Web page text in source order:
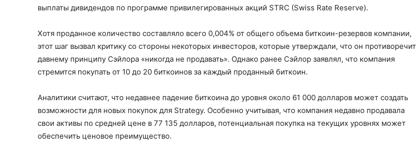
выплаты дивидендов по программе привилегированных акций STRC (Swiss Rate Reserve).
Хотя проданное количество составляло всего 0,004% от общего объема биткоин-резервов компании,
этот шаг вызвал критику со стороны некоторых инвесторов, которые утверждали, что он противоречит
давнему принципу Сэйлора «никогда не продавать». Однако ранее Сэйлор заявлял, что компания
стремится покупать от 10 до 20 биткоинов за каждый проданный биткоин.
Аналитики считают, что недавнее падение биткоина до уровня около 61 000 долларов может создать
возможности для новых покупок для Strategy. Особенно учитывая, что компания недавно продавала
свои активы по средней цене в 77 135 долларов, потенциальная покупка на текущих уровнях может
обеспечить ценовое преимущество.